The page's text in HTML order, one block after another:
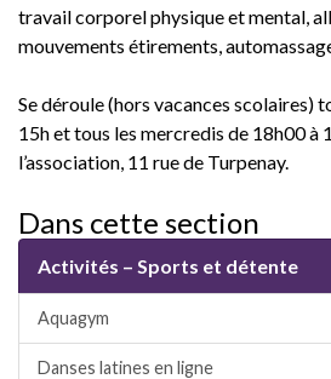
travail corporel physique et mental,
mouvements étirements,
Se déroule (hors vacances scolaires)
15h et tous les mercredis de 18h00 à
l’association, 11 rue de Turpenay.
Dans cette section
Activités – Sports et détente
Aquagym
Danses latines en ligne